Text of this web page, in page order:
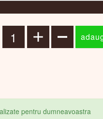
pentru dumneavoastra